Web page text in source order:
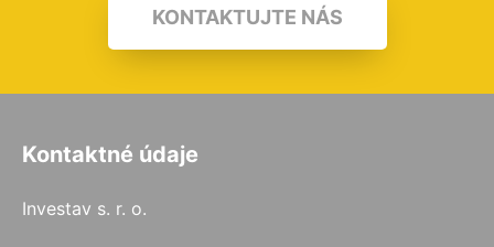
KONTAKTUJTE NÁS
Kontaktné údaje
Investav s. r. o.